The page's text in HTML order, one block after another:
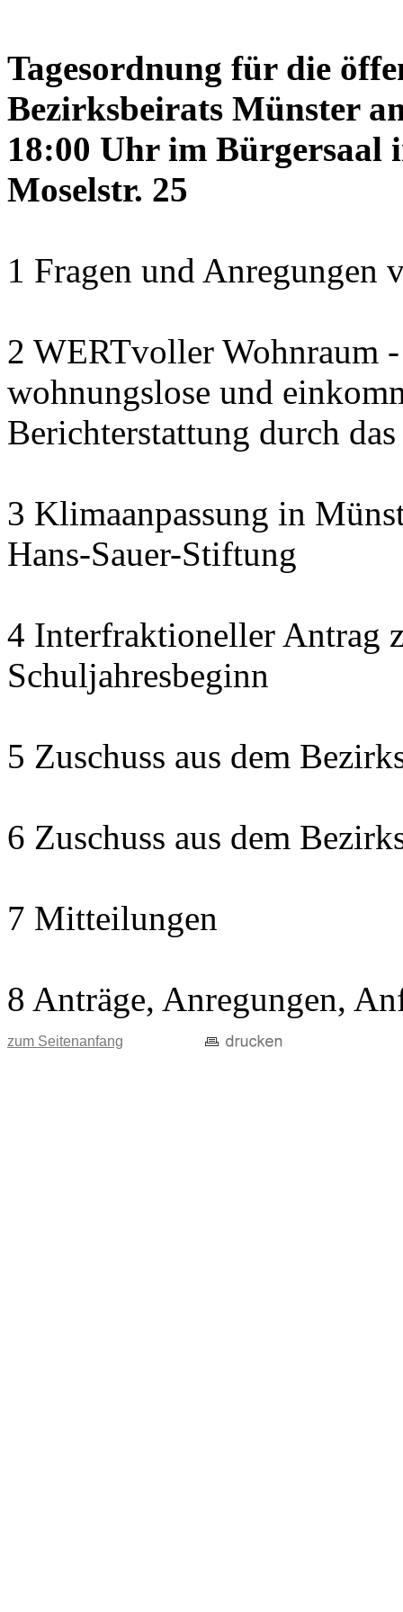
Tagesordnung für die
Bezirksbeirats Münster
18:00 Uhr im
Moselstr. 25
1 Fragen und Anregungen
2 WERTvoller Wohnraum
wohnungslose und
Berichterstattung durch
3 Klimaanpassung in
Hans-Sauer-Stiftung
4 Interfraktioneller Antrag
Schuljahresbeginn
5 Zuschuss aus dem
6 Zuschuss aus dem
7 Mitteilungen
8 Anträge, Anregungen,
zum Seitenanfang